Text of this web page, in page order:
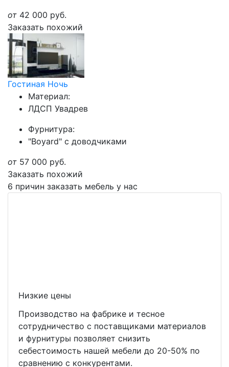
от 42 000 руб.
Заказать похожий
Гостиная Ночь
Материал:
ЛДСП Увадрев
Фурнитура:
"Boyard" с доводчиками
от 57 000 руб.
Заказать похожий
6 причин заказать мебель у нас
Низкие цены
Производство на фабрике и тесное
сотрудничество с поставщиками материалов
и фурнитуры позволяет снизить
себестоимость нашей мебели до 20-50% по
сравнению с конкурентами.